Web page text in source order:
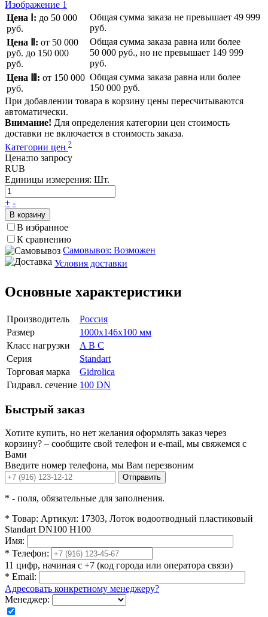
Цена Ⅰ: до 50 000
руб.
Общая сумма заказа не превышает 49 999
руб.
Цена Ⅱ: от 50 000
руб. до 150 000
руб.
Общая сумма заказа равна или более
50 000 руб., но не превышает 149 999
руб.
Цена Ⅲ: от 150 000
руб.
Общая сумма заказа равна или более
150 000 руб.
При добавлении товара в корзину цены пересчитываются
автоматически.
Внимание! Для определения категории цен стоимость
доставки не включается в стоимость заказа.
Категории цен ?
Цена:по запросу
RUB
Единицы измерения: Шт.
+ -
В корзину
В избранное
К сравнению
Самовывоз: Возможен
Условия доставки
Основные характеристики
Производитель
Россия
Размер
1000x146x100 мм
Класс нагрузки
A B C
Серия
Standart
Торговая марка
Gidrolica
Гидравл. сечение 100 DN
Быстрый заказ
Хотите купить, но нет желания оформлять заказ через
корзину? – сообщите свой телефон и e-mail, мы свяжемся с
Вами
Введите номер телефона, мы Вам перезвоним
Отправить
* - поля, обязательные для заполнения.
* Товар: Артикул: 17303, Лоток водоотводный пластиковый
Standart DN100 H100
Имя:
* Телефон:
11 цифр, начиная с +7 (код города или оператора связи)
* Email:
Адресовать конкретному менеджеру?
Менеджер: